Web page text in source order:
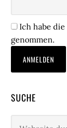
Ich habe die
genommen.
SUCHE